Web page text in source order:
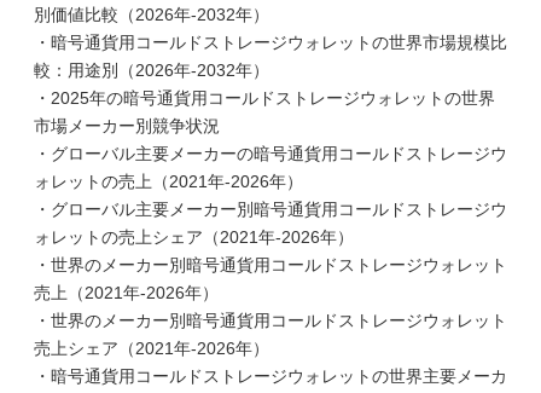
別価値比較（2026年-2032年）
・暗号通貨用コールドストレージウォレットの世界市場規模比
較：用途別（2026年-2032年）
・2025年の暗号通貨用コールドストレージウォレットの世界
市場メーカー別競争状況
・グローバル主要メーカーの暗号通貨用コールドストレージウ
ォレットの売上（2021年-2026年）
・グローバル主要メーカー別暗号通貨用コールドストレージウ
ォレットの売上シェア（2021年-2026年）
・世界のメーカー別暗号通貨用コールドストレージウォレット
売上（2021年-2026年）
・世界のメーカー別暗号通貨用コールドストレージウォレット
売上シェア（2021年-2026年）
・暗号通貨用コールドストレージウォレットの世界主要メーカ